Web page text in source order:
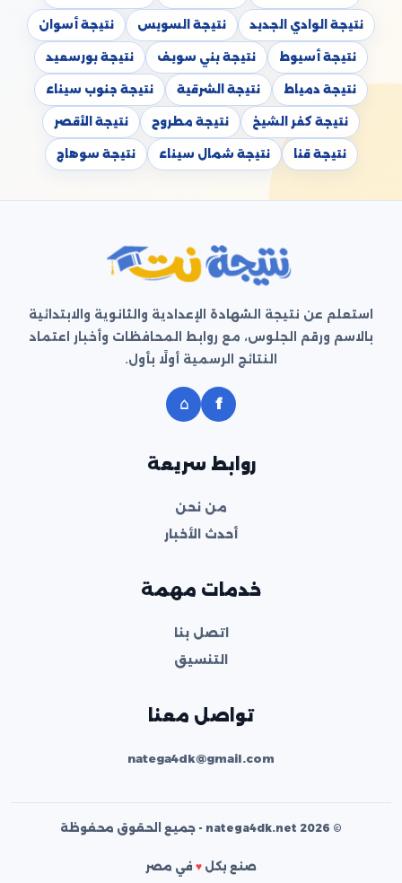
نتيجة الوادي الجديد نتيجة السويس نتيجة أسوان
نتيجة أسيوط نتيجة بني سويف نتيجة بورسعيد
نتيجة دمياط نتيجة الشرقية نتيجة جنوب سيناء
نتيجة كفر الشيخ نتيجة مطروح نتيجة الأقصر
نتيجة قنا نتيجة شمال سيناء نتيجة سوهاج
استعلم عن نتيجة الشهادة الإعدادية والثانوية والابتدائية
بالاسم ورقم الجلوس، مع روابط المحافظات وأخبار اعتماد
النتائج الرسمية أولًا بأول.
f
⌂
روابط سريعة
من نحن
أحدث الأخبار
خدمات مهمة
اتصل بنا
التنسيق
تواصل معنا
natega4dk@gmail.com
© 2026 natega4dk.net - جميع الحقوق محفوظة
صنع بكل ♥ في مصر